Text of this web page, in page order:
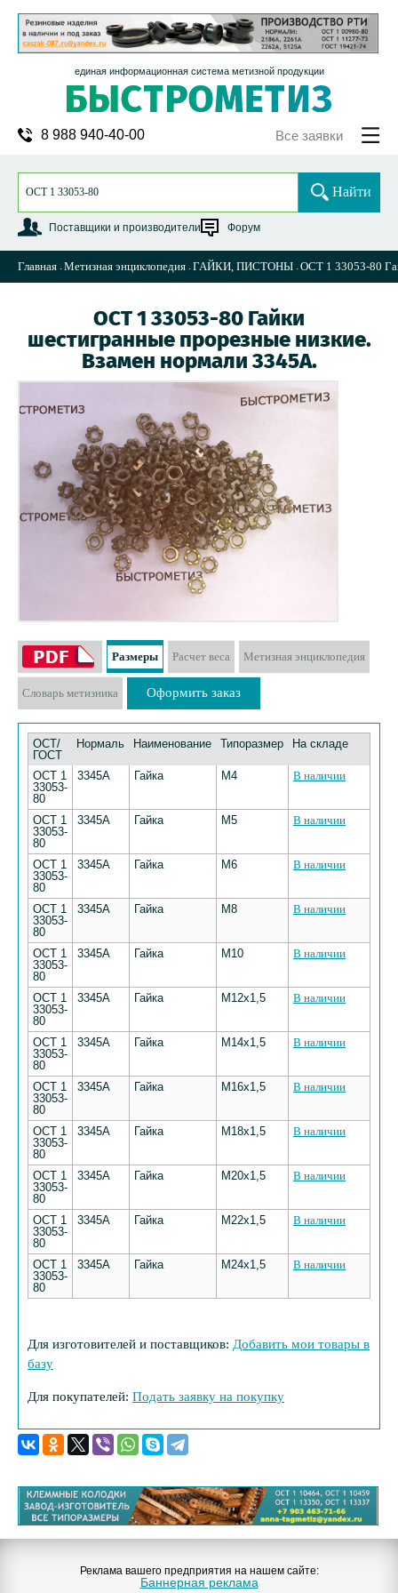
единая информационная система метизной продукции
8 988 940-40-00 Все заявки
Поставщики и производители Форум
Найти
Главная Метизная энциклопедия ГАЙКИ, ПИСТОНЫ ОСТ 1 33053-80
ОСТ 1 33053-80 Гайки
шестигранные прорезные низкие.
Взамен нормали 3345А.
Размеры Расчет веса Метизная энциклопедия
Словарь метизника Оформить заказ
ОСТ/
ГОСТ
Нормаль Наименование Типоразмер На складе
ОСТ 1
33053-
80
3345А Гайка М4 В наличии
ОСТ 1
33053-
80
3345А Гайка М5 В наличии
ОСТ 1
33053-
80
3345А Гайка М6 В наличии
ОСТ 1
33053-
80
3345А Гайка М8 В наличии
ОСТ 1
33053-
80
3345А Гайка М10 В наличии
ОСТ 1
33053-
80
3345А Гайка М12х1,5 В наличии
ОСТ 1
33053-
80
3345А Гайка М14х1,5 В наличии
ОСТ 1
33053-
80
3345А Гайка М16х1,5 В наличии
ОСТ 1
33053-
80
3345А Гайка М18х1,5 В наличии
ОСТ 1
33053-
80
3345А Гайка М20х1,5 В наличии
ОСТ 1
33053-
80
3345А Гайка М22х1,5 В наличии
ОСТ 1
33053-
80
3345А Гайка М24х1,5 В наличии
Для изготовителей и поставщиков: Добавить мои товары в
базу
Для покупателей: Подать заявку на покупку
Реклама вашего предприятия на нашем сайте:
Баннерная реклама